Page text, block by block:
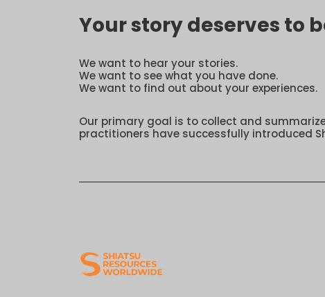
Your story deserves to
We want to hear your stories.
We want to see what you have done.
We want to find out about your experiences.
Our primary goal is to collect and
practitioners have successfully introduced